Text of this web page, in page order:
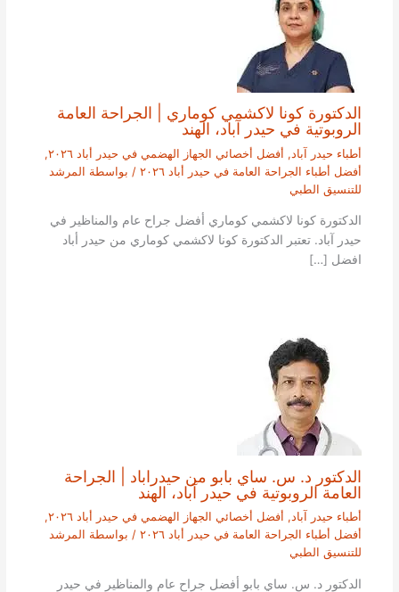
الدكتورة كونا لاكشمي كوماري | الجراحة العامة
الروبوتية في حيدر آباد، الهند
أطباء حيدر آباد , أفضل أخصائي الجهاز الهضمي في حيدر أباد ٢٠٢٦
,
أفضل أطباء الجراحة العامة في حيدر أباد ٢٠٢٦
/ بواسطة المرشد
للتنسيق الطبي
الدكتورة كونا لاكشمي كوماري أفضل جراح عام والمناظير في
حيدر آباد. تعتبر الدكتورة كونا لاكشمي كوماري من حيدر أباد
افضل […]
الدكتور د. س. ساي بابو من حيدراباد | الجراحة
العامة الروبوتية في حيدر آباد، الهند
أطباء حيدر آباد , أفضل أخصائي الجهاز الهضمي في حيدر أباد ٢٠٢٦
,
أفضل أطباء الجراحة العامة في حيدر أباد ٢٠٢٦
/ بواسطة المرشد
للتنسيق الطبي
الدكتور د. س. ساي بابو أفضل جراح عام والمناظير في حيدر